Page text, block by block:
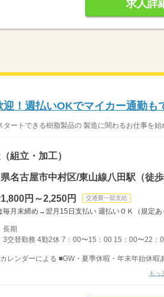
求人詳
迎！週払いOKでマイカー通勤も
タートできる樹脂製品の 製造に関わるお仕事を
組立・加工）
名古屋市中村区/東山線八田駅（徒歩
円～2,250円 交通費一部支給
毎月末締め→翌月15日支払い 週払いＯＫ（規定
長期
3交替勤務 4勤2休 7：00〜15：00 15：00〜22：
レンダーによる ■GW・夏季休暇・年末年始休暇
もっ